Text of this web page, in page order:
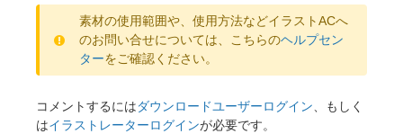
素材の使用範囲や、使用方法などイラストACへ
のお問い合せについては、こちらのヘルプセン
ターをご確認ください。
コメントするにはダウンロードユーザーログイン、もしく
はイラストレーターログインが必要です。